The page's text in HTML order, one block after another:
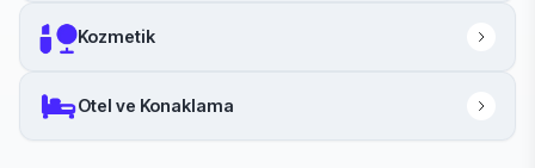
Kozmetik
Otel ve Konaklama